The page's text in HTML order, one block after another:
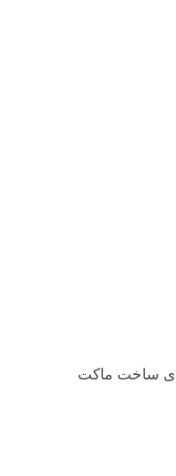
ساخت ماکت